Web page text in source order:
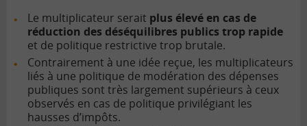
Le multiplicateur serait plus élevé en cas de
réduction des déséquilibres publics trop rapide
et de politique restrictive trop brutale.
Contrairement à une idée reçue, les multiplicateurs
liés à une politique de modération des dépenses
publiques sont très largement supérieurs à ceux
observés en cas de politique privilégiant les
hausses d’impôts.